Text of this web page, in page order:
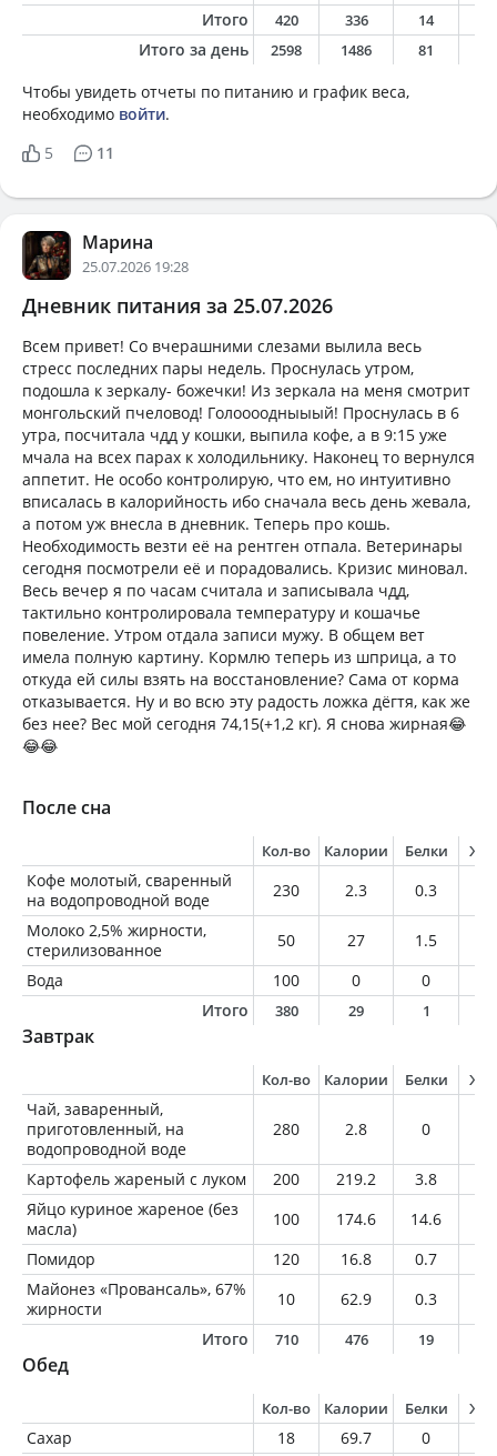
Итого 420 336 14
Итого за день 2598 1486 81
Чтобы увидеть отчеты по питанию и график веса,
необходимо войти.
5
11
Марина
25.07.2026 19:28
Дневник питания за 25.07.2026
Всем привет! Со вчерашними слезами вылила весь
стресс последних пары недель. Проснулась утром,
подошла к зеркалу- божечки! Из зеркала на меня смотрит
монгольский пчеловод! Голоооодныыый! Проснулась в 6
утра, посчитала чдд у кошки, выпила кофе, а в 9:15 уже
мчала на всех парах к холодильнику. Наконец то вернулся
аппетит. Не особо контролирую, что ем, но интуитивно
вписалась в калорийность ибо сначала весь день жевала,
а потом уж внесла в дневник. Теперь про кошь.
Необходимость везти её на рентген отпала. Ветеринары
сегодня посмотрели её и порадовались. Кризис миновал.
Весь вечер я по часам считала и записывала чдд,
тактильно контролировала температуру и кошачье
повеление. Утром отдала записи мужу. В общем вет
имела полную картину. Кормлю теперь из шприца, а то
откуда ей силы взять на восстановление? Сама от корма
отказывается. Ну и во всю эту радость ложка дёгтя, как же
без нее? Вес мой сегодня 74,15(+1,2 кг). Я снова жирная😂
😂😂
После сна
Кол-во Калории Белки
Кофе молотый, сваренный
на водопроводной воде
230 2.3 0.3
Молоко 2,5% жирности,
стерилизованное
50 27 1.5
Вода
100 0 0
Итого
380 29 1
Завтрак
Кол-во Калории Белки
Чай, заваренный,
приготовленный, на
водопроводной воде
280 2.8 0
Картофель жареный с луком 200 219.2 3.8
Яйцо куриное жареное (без
масла)
100 174.6 14.6
Помидор
120 16.8 0.7
Майонез «Провансаль», 67%
жирности
10 62.9 0.3
Итого
710 476 19
Обед
Кол-во Калории Белки
Сахар 18 69.7 0